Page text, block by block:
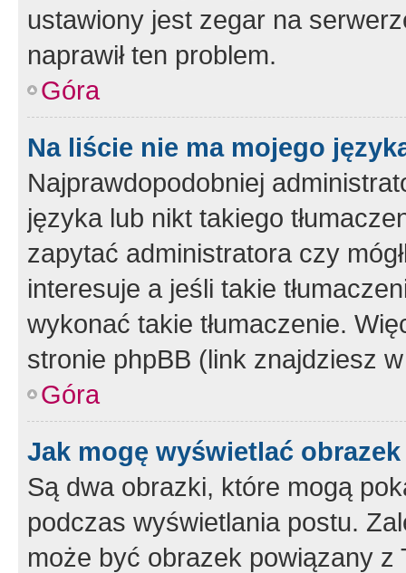
ustawiony jest zegar na
naprawił ten problem.
Góra
Na liście nie ma mojego
Najprawdopodobniej
języka lub nikt takiego
zapytać administratora czy
interesuje a jeśli takie
wykonać takie tłumaczenie.
stronie phpBB (link znajdziesz
Góra
Jak mogę wyświetlać
Są dwa obrazki, które mogą
podczas wyświetlania postu.
może być obrazek powiązany z